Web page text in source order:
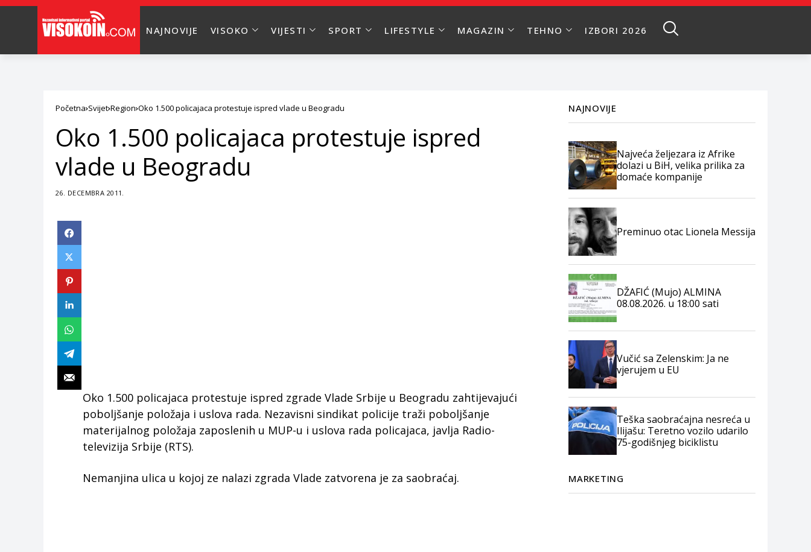
NAJNOVIJE VISOKO VIJESTI SPORT LIFESTYLE MAGAZIN TEHNO IZBORI 2026
Početna Svijet Region Oko 1.500 policajaca protestuje ispred vlade u Beogradu
Oko 1.500 policajaca protestuje ispred
vlade u Beogradu
26. DECEMBRA 2011.
Oko 1.500 policajaca protestuje ispred zgrade Vlade Srbije u Beogradu zahtijevajući
poboljšanje položaja i uslova rada. Nezavisni sindikat policije traži poboljšanje
materijalnog položaja zaposlenih u MUP-u i uslova rada policajaca, javlja Radio-
televizija Srbije (RTS).
Nemanjina ulica u kojoj ze nalazi zgrada Vlade zatvorena je za saobraćaj.
NAJNOVIJE
Najveća željezara iz Afrike
dolazi u BiH, velika prilika za
domaće kompanije
Preminuo otac Lionela Messija
DŽAFIĆ (Mujo) ALMINA
08.08.2026. u 18:00 sati
Vučić sa Zelenskim: Ja ne
vjerujem u EU
Teška saobraćajna nesreća u
Ilijašu: Teretno vozilo udarilo
75-godišnjeg biciklistu
MARKETING